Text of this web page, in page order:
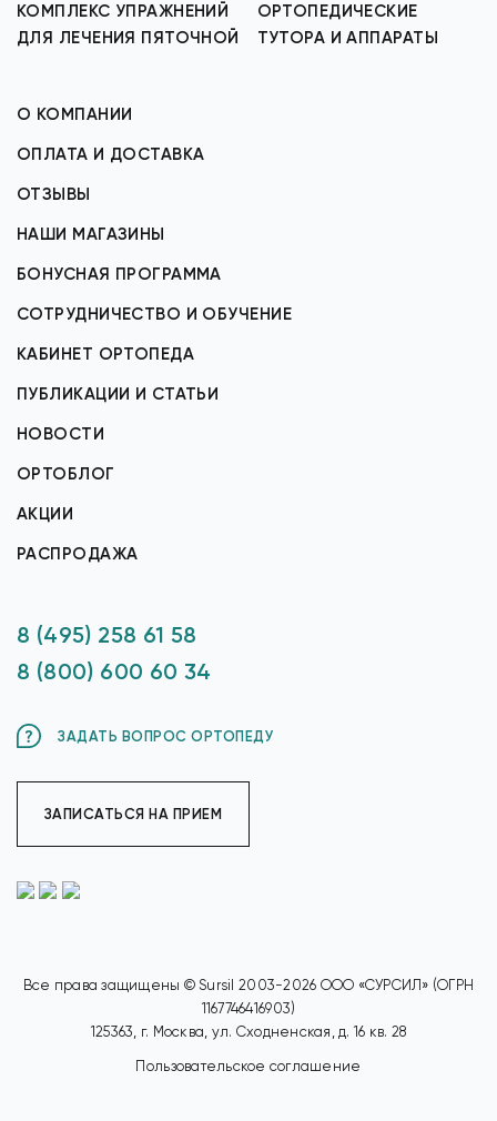
КОМПЛЕКС УПРАЖНЕНИЙ
ДЛЯ ЛЕЧЕНИЯ ПЯТОЧНОЙ
ОРТОПЕДИЧЕСКИЕ
ТУТОРА И АППАРАТЫ
О КОМПАНИИ
ОПЛАТА И ДОСТАВКА
ОТЗЫВЫ
НАШИ МАГАЗИНЫ
БОНУСНАЯ ПРОГРАММА
СОТРУДНИЧЕСТВО И ОБУЧЕНИЕ
КАБИНЕТ ОРТОПЕДА
ПУБЛИКАЦИИ И СТАТЬИ
НОВОСТИ
ОРТОБЛОГ
АКЦИИ
РАСПРОДАЖА
8 (495) 258 61 58
8 (800) 600 60 34
ЗАДАТЬ ВОПРОС ОРТОПЕДУ
ЗАПИСАТЬСЯ НА ПРИЕМ
Все права защищены © Sursil 2003-2026 ООО «СУРСИЛ» (ОГРН
1167746416903)
125363, г. Москва, ул. Сходненская, д. 16 кв. 28
Пользовательское соглашение